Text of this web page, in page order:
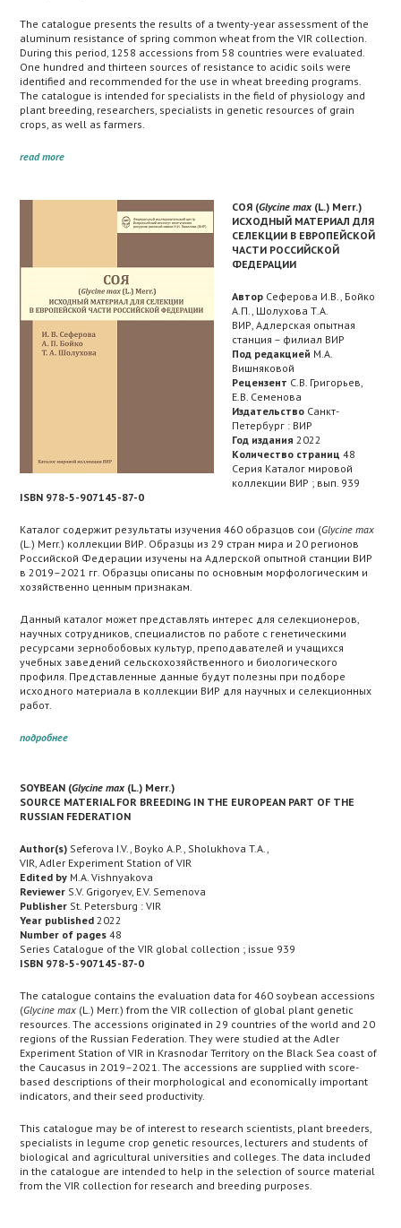
The catalogue presents the results of a twenty-year assessment of the
aluminum resistance of spring common wheat from the VIR collection.
During this period, 1258 accessions from 58 countries were evaluated.
One hundred and thirteen sources of resistance to acidic soils were
identified and recommended for the use in wheat breeding programs.
The catalogue is intended for specialists in the field of physiology and
plant breeding, researchers, specialists in genetic resources of grain
crops, as well as farmers.
read more
СОЯ (Glycine max(L.) Merr.)
ИСХОДНЫЙ МАТЕРИАЛ ДЛЯ
СЕЛЕКЦИИ В ЕВРОПЕЙСКОЙ
ЧАСТИ РОССИЙСКОЙ
ФЕДЕРАЦИИ
Автор Сеферова И.В., Бойко
А.П., Шолухова Т.А.
ВИР, Адлерская опытная
станция – филиал ВИР
Под редакцией М.А.
Вишняковой
Рецензент С.В. Григорьев,
Е.В. Семенова
Издательство Санкт-
Петербург : ВИР
Год издания 2022
Количество страниц 48
Серия Каталог мировой
коллекции ВИР ; вып. 939
ISBN 978-5-907145-87-0
Каталог содержит результаты изучения 460 образцов сои (Glycine max
(L.) Merr.) коллекции ВИР. Образцы из 29 стран мира и 20 регионов
Российской Федерации изучены на Адлерской опытной станции ВИР
в 2019–2021 гг. Образцы описаны по основным морфологическим и
хозяйственно ценным признакам.
Данный каталог может представлять интерес для селекционеров,
научных сотрудников, специалистов по работе с генетическими
ресурсами зернобобовых культур, преподавателей и учащихся
учебных заведений сельскохозяйственного и биологического
профиля. Представленные данные будут полезны при подборе
исходного материала в коллекции ВИР для научных и селекционных
работ.
подробнее
SOYBEAN (Glycine max (L.) Merr.)
SOURCE MATERIAL FOR BREEDING IN THE EUROPEAN PART OF THE
RUSSIAN FEDERATION
Author(s) Seferova I.V., Boyko A.P., Sholukhova T.A.,
VIR, Adler Experiment Station of VIR
Edited by M.A. Vishnyakova
Reviewer S.V. Grigoryev, E.V. Semenova
Publisher St. Petersburg : VIR
Year published 2022
Number of pages 48
Series Catalogue of the VIR global collection ; issue 939
ISBN 978-5-907145-87-0
The catalogue contains the evaluation data for 460 soybean accessions
(Glycine max (L.) Merr.) from the VIR collection of global plant genetic
resources. The accessions originated in 29 countries of the world and 20
regions of the Russian Federation. They were studied at the Adler
Experiment Station of VIR in Krasnodar Territory on the Black Sea coast of
the Caucasus in 2019–2021. The accessions are supplied with score-
based descriptions of their morphological and economically important
indicators, and their seed productivity.
This catalogue may be of interest to research scientists, plant breeders,
specialists in legume crop genetic resources, lecturers and students of
biological and agricultural universities and colleges. The data included
in the catalogue are intended to help in the selection of source material
from the VIR collection for research and breeding purposes.